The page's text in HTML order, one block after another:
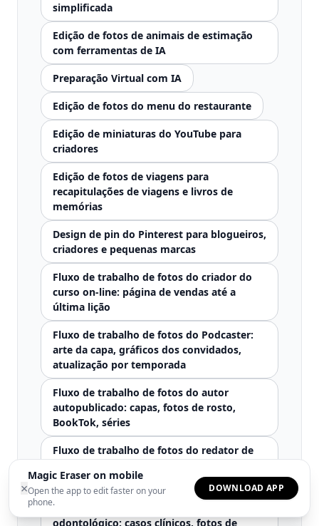
×
Magic Eraser on mobile
Open the app to edit faster on your
phone.
DOWNLOAD APP
simplificada
Edição de fotos de animais de estimação
com ferramentas de IA
Preparação Virtual com IA
Edição de fotos do menu do restaurante
Edição de miniaturas do YouTube para
criadores
Edição de fotos de viagens para
recapitulações de viagens e livros de
memórias
Design de pin do Pinterest para blogueiros,
criadores e pequenas marcas
Fluxo de trabalho de fotos do criador do
curso on-line: página de vendas até a
última lição
Fluxo de trabalho de fotos do Podcaster:
arte da capa, gráficos dos convidados,
atualização por temporada
Fluxo de trabalho de fotos do autor
autopublicado: capas, fotos de rosto,
BookTok, séries
Fluxo de trabalho de fotos do redator de
imagens embutidas, notas, fotos do autor
Edição de fotos de consultório
odontológico: casos clínicos, fotos de